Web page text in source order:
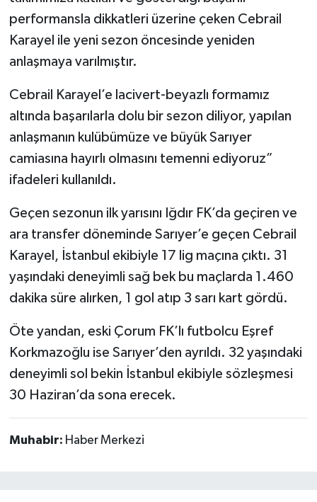
performansla dikkatleri üzerine çeken Cebrail
Karayel ile yeni sezon öncesinde yeniden
anlaşmaya varılmıştır.
Cebrail Karayel’e lacivert-beyazlı formamız
altında başarılarla dolu bir sezon diliyor, yapılan
anlaşmanın kulübümüze ve büyük Sarıyer
camiasına hayırlı olmasını temenni ediyoruz”
ifadeleri kullanıldı.
Geçen sezonun ilk yarısını Iğdır FK’da geçiren ve
ara transfer döneminde Sarıyer’e geçen Cebrail
Karayel, İstanbul ekibiyle 17 lig maçına çıktı. 31
yaşındaki deneyimli sağ bek bu maçlarda 1.460
dakika süre alırken, 1 gol atıp 3 sarı kart gördü.
Öte yandan, eski Çorum FK’lı futbolcu Eşref
Korkmazoğlu ise Sarıyer’den ayrıldı. 32 yaşındaki
deneyimli sol bekin İstanbul ekibiyle sözleşmesi
30 Haziran’da sona erecek.
Muhabir: Haber Merkezi
Uğurludağ
Sağlık